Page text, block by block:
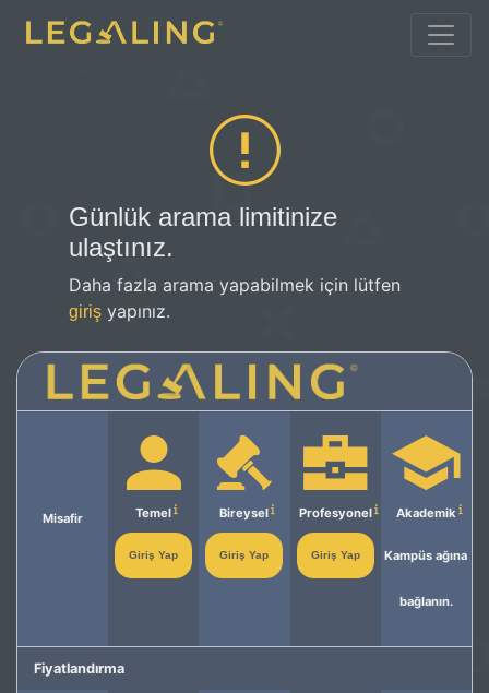
Günlük arama limitinize
ulaştınız.
Daha fazla arama yapabilmek için lütfen
giriş yapınız.
Misafir Temel
Giriş Yap
Bireysel
Giriş Yap
Profesyonel
Giriş Yap
Akademik
Kampüs ağına
bağlanın.
Fiyatlandırma